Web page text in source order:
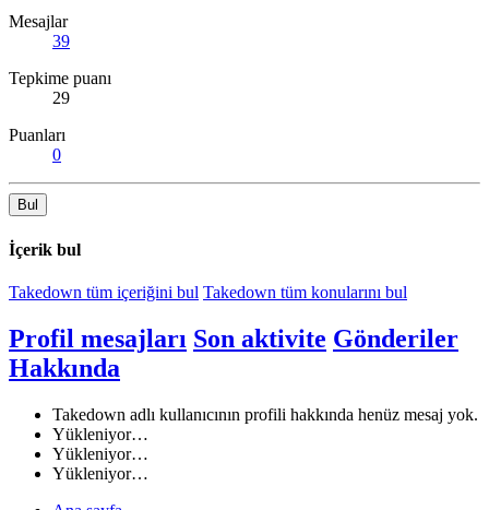
Mesajlar
39
Tepkime puanı
29
Puanları
0
Bul
İçerik bul
Takedown tüm içeriğini bul Takedown tüm konularını bul
Profil mesajları Son aktivite Gönderiler
Hakkında
Takedown adlı kullanıcının profili hakkında henüz mesaj yok.
Yükleniyor…
Yükleniyor…
Yükleniyor…